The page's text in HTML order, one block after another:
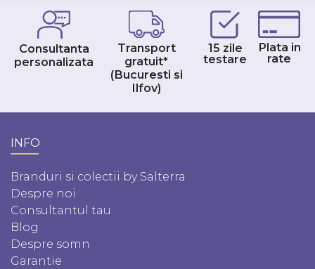
Consultanta
personalizata
Transport
gratuit*
(Bucuresti si
Ilfov)
15 zile
testare
Plata in
rate
INFO
Branduri si colectii by Salterra
Despre noi
Consultantul tau
Blog
Despre somn
Garantie